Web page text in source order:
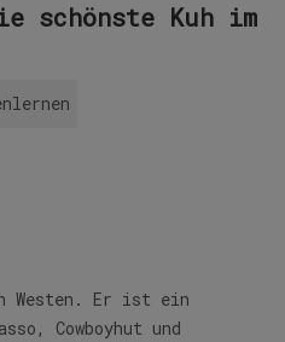
schönste Kuh im
Westen. Er ist ein
Cowboyhut und